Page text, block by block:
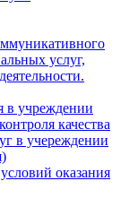
услуг,
в учреждении
качества
в учереждении
оказания